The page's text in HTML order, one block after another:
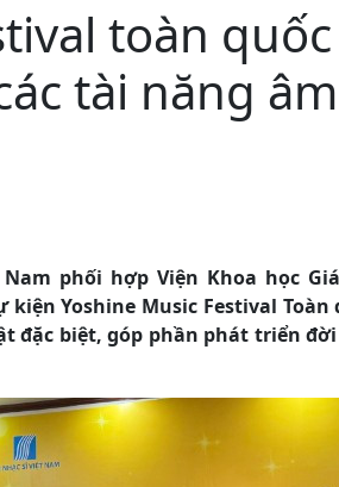
toàn
tài năng
phối hợp Viện Khoa học
Yoshine Music Festival Toàn
đặc biệt, góp phần phát triển